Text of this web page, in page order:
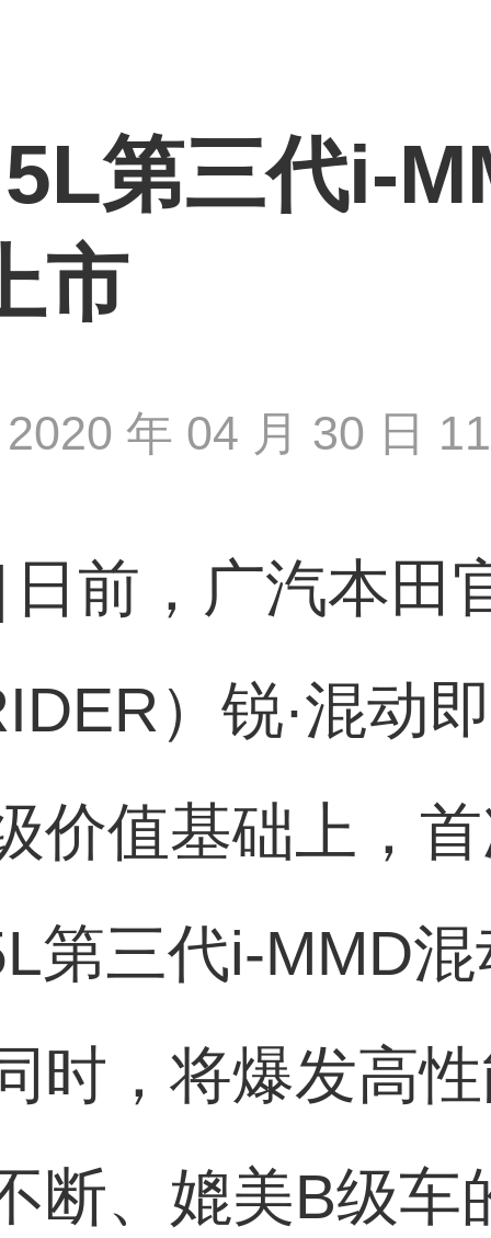
第三代i-
市
2020 年 04 月 30 日
日前，广汽本田
）锐·混动
价值基础上，
第三代i-MMD
时，将爆发高
断、媲美B级车